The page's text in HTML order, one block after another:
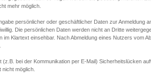
mehr möglich.
persönlicher oder geschäftlicher Daten zur Anmeldung
Die persönlichen Daten werden nicht an Dritte
Klartext einsehbar. Nach Abmeldung eines Nutzers vom
bei der Kommunikation per E-Mail) Sicherheitslücken
nicht möglich.